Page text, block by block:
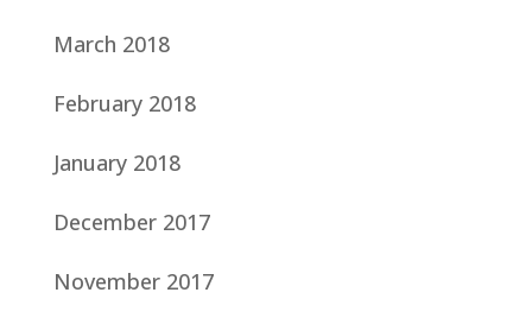
March 2018
February 2018
January 2018
December 2017
November 2017